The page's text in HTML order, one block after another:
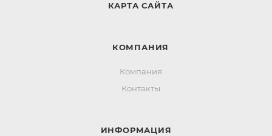
КАРТА САЙТА
КОМПАНИЯ
Компания
Контакты
ИНФОРМАЦИЯ